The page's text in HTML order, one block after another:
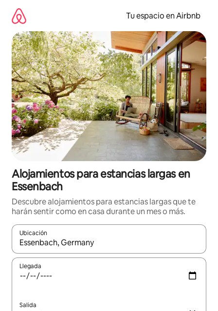
contenido
Tu espacio en Airbnb
Alojamientos para estancias largas en
Essenbach
Descubre alojamientos para estancias largas que te
harán sentir como en casa durante un mes o más.
Ubicación
Cuando los resultados estén disponibles, podrás navegar
Llegada
Salida